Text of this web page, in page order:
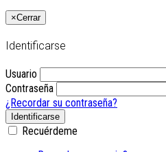
×Cerrar
Identificarse
Usuario
Contraseña
¿Recordar su contraseña?
Identificarse
Recuérdeme